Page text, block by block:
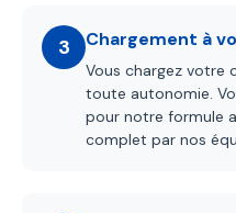
3 Chargement à
Vous chargez votre
toute autonomie.
pour notre formule
complet par nos